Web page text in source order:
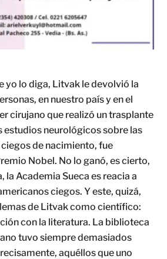
yo lo diga, Litvak le devolvió la
en nuestro país y en el
cirujano que realizó un trasplante
estudios neurológicos sobre las
de nacimiento, fue
Nobel. No lo ganó, es cierto,
la Academia Sueca es reacia a
ciegos. Y este, quizá,
de Litvak como científico:
con la literatura. La biblioteca
tuvo siempre demasiados
aquéllos que uno